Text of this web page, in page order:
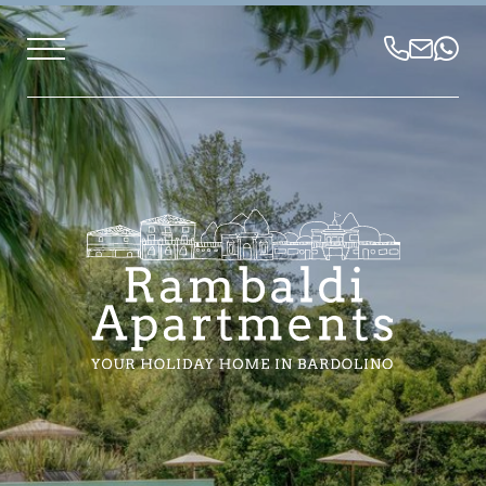
IT DE EN
Appartamenti al Lago
Vacanze impeccabili
Location incantevole
Chi siamo